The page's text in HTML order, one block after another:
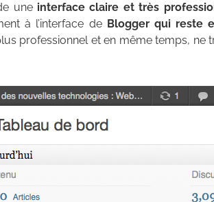
une interface claire et très
à l’interface de Blogger qui reste
professionnel et en même temps, ne